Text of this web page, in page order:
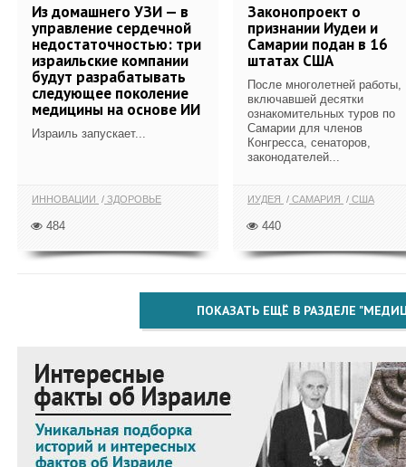
Из домашнего УЗИ — в
управление сердечной
недостаточностью: три
израильские компании
будут разрабатывать
следующее поколение
медицины на основе ИИ
Израиль запускает...
ИННОВАЦИИ ЗДОРОВЬЕ
484
Законопроект о
признании Иудеи и
Самарии подан в 16
штатах США
После многолетней работы,
включавшей десятки
ознакомительных туров по
Самарии для членов
Конгресса, сенаторов,
законодателей...
ИУДЕЯ САМАРИЯ США
440
ПОКАЗАТЬ ЕЩЁ В РАЗДЕЛЕ